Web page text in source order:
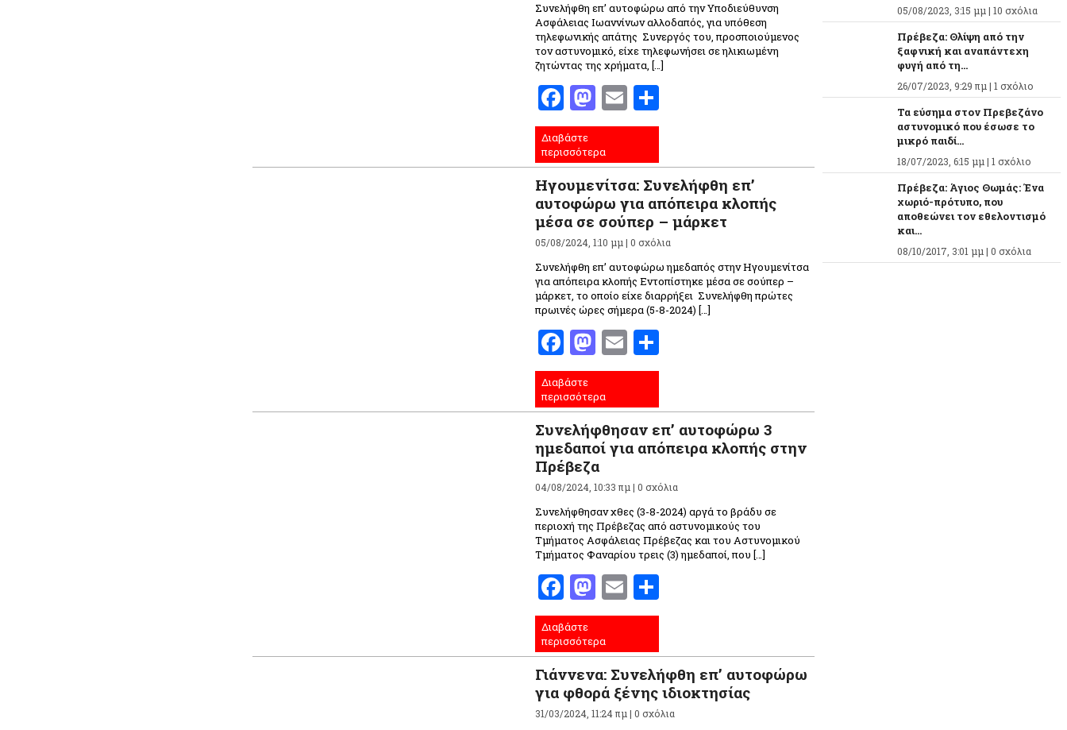
Συνελήφθη επ’ αυτοφώρω από την Υποδιεύθυνση
Ασφάλειας Ιωαννίνων αλλοδαπός, για υπόθεση
τηλεφωνικής απάτης Συνεργός του, προσποιούμενος
τον αστυνομικό, είχε τηλεφωνήσει σε ηλικιωμένη
ζητώντας της χρήματα, […]
Facebook
Mastodon
Email
Διαβάστε
περισσότερα
Ηγουμενίτσα: Συνελήφθη επ’
αυτοφώρω για απόπειρα κλοπής
μέσα σε σούπερ – μάρκετ
05/08/2024, 1:10 μμ |0 σχόλια
Συνελήφθη επ’ αυτοφώρω ημεδαπός στην Ηγουμενίτσα
για απόπειρα κλοπής Εντοπίστηκε μέσα σε σούπερ –
μάρκετ, το οποίο είχε διαρρήξει Συνελήφθη πρώτες
πρωινές ώρες σήμερα (5-8-2024) […]
Facebook
Mastodon
Email
Διαβάστε
περισσότερα
Συνελήφθησαν επ’ αυτοφώρω 3
ημεδαποί για απόπειρα κλοπής στην
Πρέβεζα
04/08/2024, 10:33 πμ |0 σχόλια
Συνελήφθησαν χθες (3-8-2024) αργά το βράδυ σε
περιοχή της Πρέβεζας από αστυνομικούς του
Τμήματος Ασφάλειας Πρέβεζας και του Αστυνομικού
Τμήματος Φαναρίου τρεις (3) ημεδαποί, που […]
Facebook
Mastodon
Email
Διαβάστε
περισσότερα
Γιάννενα: Συνελήφθη επ’ αυτοφώρω
για φθορά ξένης ιδιοκτησίας
31/03/2024, 11:24 πμ |0 σχόλια
05/08/2023, 3:15 μμ | 10 σχόλια
Πρέβεζα: Θλίψη από την
ξαφνική και αναπάντεχη
φυγή από τη...
26/07/2023, 9:29 πμ | 1 σχόλιο
Τα εύσημα στον Πρεβεζάνο
αστυνομικό που έσωσε το
μικρό παιδί...
18/07/2023, 6:15 μμ | 1 σχόλιο
Πρέβεζα: Άγιος Θωμάς: Ένα
χωριό-πρότυπο, που
αποθεώνει τον εθελοντισμό
και...
08/10/2017, 3:01 μμ | 0 σχόλια